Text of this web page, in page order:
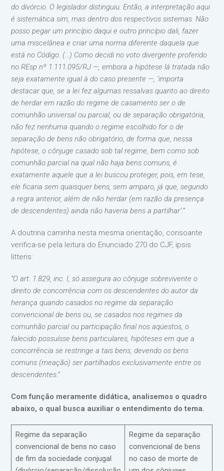
do divórcio. O legislador distinguiu. Então, a interpretação aqui
é sistemática sim, mas dentro dos respectivos sistemas. Não
posso pegar um princípio daqui e outro princípio dali, fazer
uma miscelânea e criar uma norma diferente daquela que
está no Código. (…) Como decidi no voto divergente proferido
no REsp nº 1.111.095/RJ —, embora a hipótese lá tratada não
seja exatamente igual à do caso presente —, ‘importa
destacar que, se a lei fez algumas ressalvas quanto ao direito
de herdar em razão do regime de casamento ser o de
comunhão universal ou parcial, ou de separação obrigatória,
não fez nenhuma quando o regime escolhido for o de
separação de bens não obrigatório, de forma que, nessa
hipótese, o cônjuge casado sob tal regime, bem como sob
comunhão parcial na qual não haja bens comuns, é
exatamente aquele que a lei buscou proteger, pois, em tese,
ele ficaria sem quaisquer bens, sem amparo, já que, segundo
a regra anterior, além de não herdar (em razão da presença
de descendentes) ainda não haveria bens a partilhar’.”
A doutrina caminha nesta mesma orientação, consoante
verifica-se pela leitura do Enunciado 270 do CJF, ipsis
litteris:
“O art. 1.829, inc. I, só assegura ao cônjuge sobrevivente o
direito de concorrência com os descendentes do autor da
herança quando casados no regime da separação
convencional de bens ou, se casados nos regimes da
comunhão parcial ou participação final nos aqüestos, o
falecido possuísse bens particulares, hipóteses em que a
concorrência se restringe a tais bens, devendo os bens
comuns (meação) ser partilhados exclusivamente entre os
descendentes.”
Com função meramente didática, analisemos o quadro
abaixo, o qual busca auxiliar o entendimento do tema.
Regime da separação
convencional de bens no caso
de fim da sociedade conjugal
Regime da separação
convencional de bens
no caso de morte de